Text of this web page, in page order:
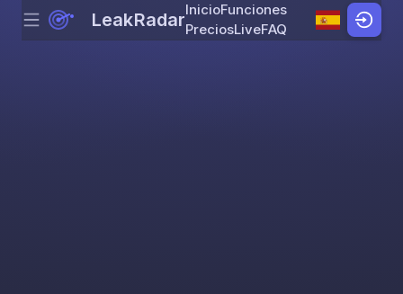
Skip to content
Menu LeakRadarInicioFunciones
PreciosLiveFAQ